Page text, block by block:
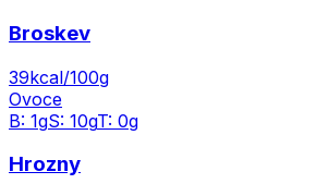
Broskev
39kcal/100g
Ovoce
B: 1gS: 10gT: 0g
Hrozny